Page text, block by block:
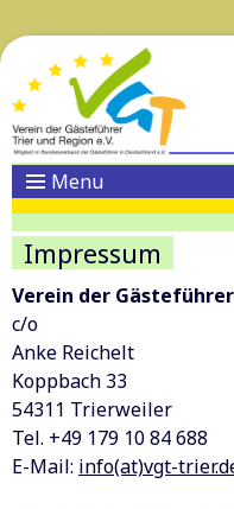
Menu
Impressum
Verein der
c/o
Anke Reichelt
Koppbach 33
54311 Trierweiler
Tel. +49 179 10 84 688
E-Mail: info(at)vgt-